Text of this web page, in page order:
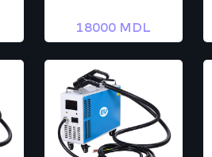
18000 MDL